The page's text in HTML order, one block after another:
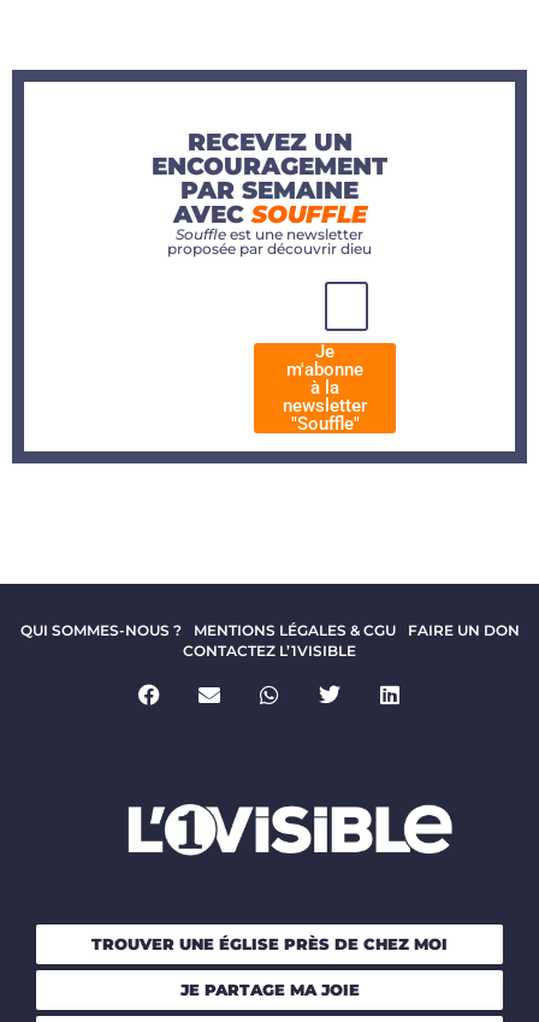
RECEVEZ UN
ENCOURAGEMENT
PAR SEMAINE
AVECSOUFFLE
Souffle est une newsletter
proposée par découvrir dieu
Je
m'abonne
à la
newsletter
"Souffle"
QUI SOMMES-NOUS ? MENTIONS LÉGALES & CGU
FAIRE UN DON
CONTACTEZ L’1VISIBLE
TROUVER UNE ÉGLISE PRÈS DE CHEZ MOI
JE PARTAGE MA JOIE